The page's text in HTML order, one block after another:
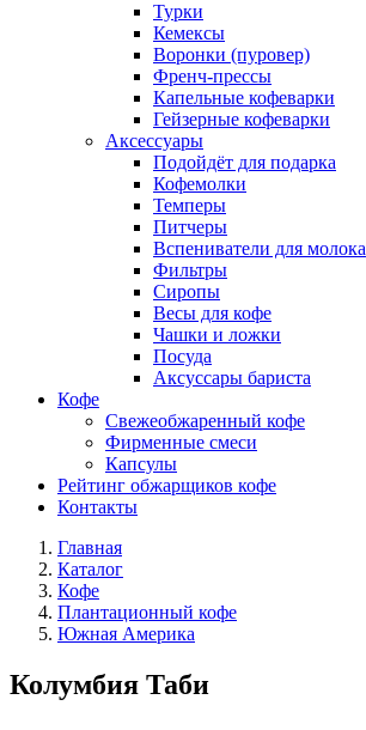
Турки
Кемексы
Воронки (пуровер)
Френч-прессы
Капельные кофеварки
Гейзерные кофеварки
Аксессуары
Подойдёт для подарка
Кофемолки
Темперы
Питчеры
Вспениватели для молока
Фильтры
Сиропы
Весы для кофе
Чашки и ложки
Посуда
Аксуссары бариста
Кофе
Свежеобжаренный кофе
Фирменные смеси
Капсулы
Рейтинг обжарщиков кофе
Контакты
Главная
Каталог
Кофе
Плантационный кофе
Южная Америка
Колумбия Таби